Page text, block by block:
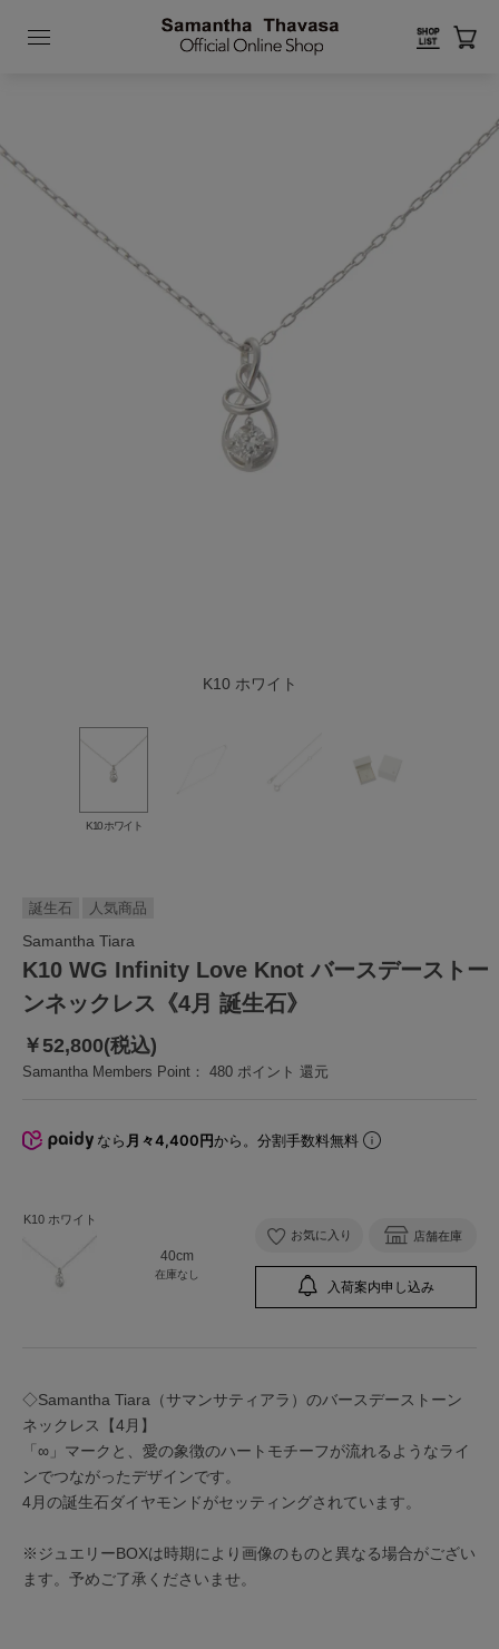
K10 ホワイト
K10 ホワイト
Samantha Tiara
K10 WG Infinity Love Knot バースデーストー
ンネックレス《4月 誕生石》
誕生石 人気商品
￥52,800(税込)
Samantha Members Point： 480 ポイント 還元
なら 月々4,400円から。分割手数料無料
K10 ホワイト
40cm
在庫なし
お気に入り 店舗在庫
入荷案内申し込み
◇Samantha Tiara（サマンサティアラ）のバースデーストーン
ネックレス【4月】
「∞」マークと、愛の象徴のハートモチーフが流れるようなライ
ンでつながったデザインです。
4月の誕生石ダイヤモンドがセッティングされています。
※ジュエリーBOXは時期により画像のものと異なる場合がござい
ます。予めご了承くださいませ。